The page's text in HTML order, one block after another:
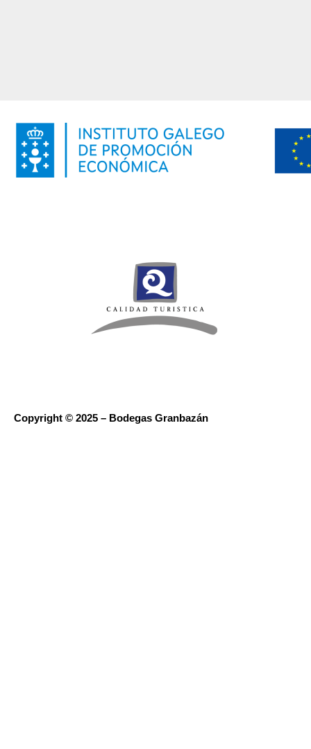
Copyright © 2025 – Bodegas Granbazán